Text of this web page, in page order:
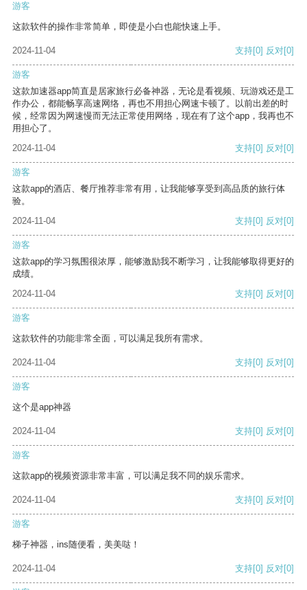
游客
这款软件的操作非常简单，即使是小白也能快速上手。
2024-11-04 支持[0] 反对[0]
游客
这款加速器app简直是居家旅行必备神器，无论是看视频、玩游戏还是工
作办公，都能畅享高速网络，再也不用担心网速卡顿了。以前出差的时
候，经常因为网速慢而无法正常使用网络，现在有了这个app，我再也不
用担心了。
2024-11-04
支持[0] 反对[0]
游客
这款app的酒店、餐厅推荐非常有用，让我能够享受到高品质的旅行体
验。
2024-11-04
支持[0] 反对[0]
游客
这款app的学习氛围很浓厚，能够激励我不断学习，让我能够取得更好的
成绩。
2024-11-04
支持[0] 反对[0]
游客
这款软件的功能非常全面，可以满足我所有需求。
2024-11-04 支持[0] 反对[0]
游客
这个是app神器
2024-11-04 支持[0] 反对[0]
游客
这款app的视频资源非常丰富，可以满足我不同的娱乐需求。
2024-11-04 支持[0] 反对[0]
游客
梯子神器，ins随便看，美美哒！
2024-11-04 支持[0] 反对[0]